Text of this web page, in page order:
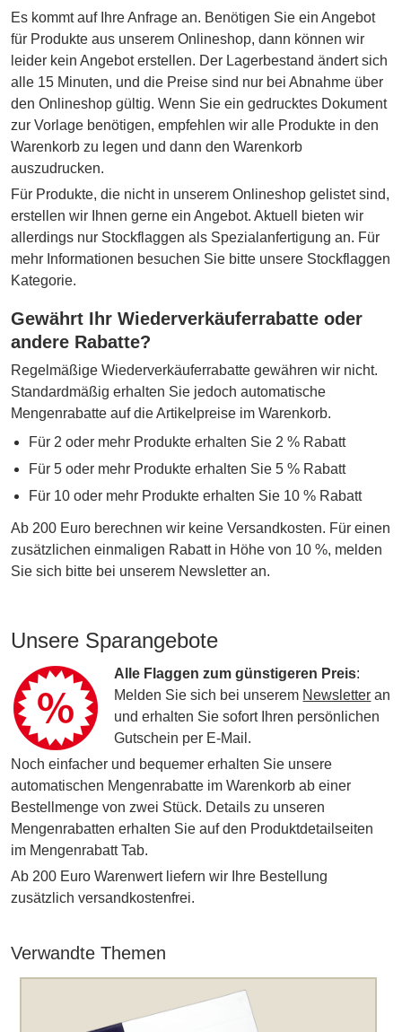
Es kommt auf Ihre Anfrage an. Benötigen Sie ein Angebot
für Produkte aus unserem Onlineshop, dann können wir
leider kein Angebot erstellen. Der Lagerbestand ändert sich
alle 15 Minuten, und die Preise sind nur bei Abnahme über
den Onlineshop gültig. Wenn Sie ein gedrucktes Dokument
zur Vorlage benötigen, empfehlen wir alle Produkte in den
Warenkorb zu legen und dann den Warenkorb
auszudrucken.
Für Produkte, die nicht in unserem Onlineshop gelistet sind,
erstellen wir Ihnen gerne ein Angebot. Aktuell bieten wir
allerdings nur Stockflaggen als Spezialanfertigung an. Für
mehr Informationen besuchen Sie bitte unsere Stockflaggen
Kategorie.
Gewährt Ihr Wiederverkäuferrabatte oder
andere Rabatte?
Regelmäßige Wiederverkäuferrabatte gewähren wir nicht.
Standardmäßig erhalten Sie jedoch automatische
Mengenrabatte auf die Artikelpreise im Warenkorb.
Für 2 oder mehr Produkte erhalten Sie 2 % Rabatt
Für 5 oder mehr Produkte erhalten Sie 5 % Rabatt
Für 10 oder mehr Produkte erhalten Sie 10 % Rabatt
Ab 200 Euro berechnen wir keine Versandkosten. Für einen
zusätzlichen einmaligen Rabatt in Höhe von 10 %, melden
Sie sich bitte bei unserem Newsletter an.
Unsere Sparangebote
Alle Flaggen zum günstigeren Preis:
Melden Sie sich bei unserem Newsletter an
und erhalten Sie sofort Ihren persönlichen
Gutschein per E-Mail.
Noch einfacher und bequemer erhalten Sie unsere
automatischen Mengenrabatte im Warenkorb ab einer
Bestellmenge von zwei Stück. Details zu unseren
Mengenrabatten erhalten Sie auf den Produktdetailseiten
im Mengenrabatt Tab.
Ab 200 Euro Warenwert liefern wir Ihre Bestellung
zusätzlich versandkostenfrei.
Verwandte Themen